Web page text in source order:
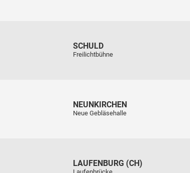
SCHULD
Freilichtbühne
NEUNKIRCHEN
Neue Gebläsehalle
LAUFENBURG (CH)